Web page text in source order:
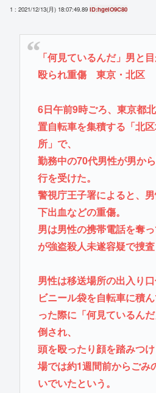
1 : 2021/12/13(月) 18:07:49.89 ID:hgelO9C80
「何見ているんだ」男と
殴られ重傷 東京・北区
6日午前9時ごろ、東京都
置自転車を集積する「北
所」で、
勤務中の70代男性が男か
行を受けた。
警視庁王子署によると、
下出血などの重傷。
男は男性の携帯電話を奪
が強盗殺人未遂容疑で捜査
男性は移送場所の出入り口
ビニール袋を自転車に積
った際に「何見ているん
倒され、
頭を殴ったり顔を踏みつ
場では約1週間前からごみ
いでいたという。